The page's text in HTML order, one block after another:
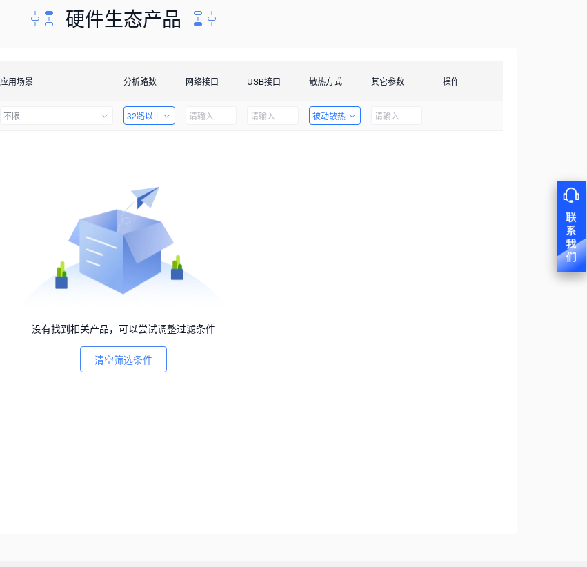
硬件生态产品
应用场景 分析路数 网络接口 USB接口 散热方式 其它参数 操作
不限 32路以上 被动散热
没有找到相关产品，可以尝试调整过滤条件
清空筛选条件